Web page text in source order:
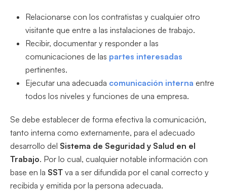
Relacionarse con los contratistas y cualquier otro
visitante que entre a las instalaciones de trabajo.
Recibir, documentar y responder a las
comunicaciones de las partes interesadas
pertinentes.
Ejecutar una adecuada comunicación interna entre
todos los niveles y funciones de una empresa.
Se debe establecer de forma efectiva la comunicación,
tanto interna como externamente, para el adecuado
desarrollo del Sistema de Seguridad y Salud en el
Trabajo. Por lo cual, cualquier notable información con
base en la SST va a ser difundida por el canal correcto y
recibida y emitida por la persona adecuada.